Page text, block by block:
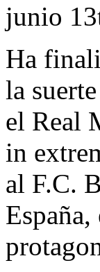
junio
Ha
la
el Real
in
al F.C.